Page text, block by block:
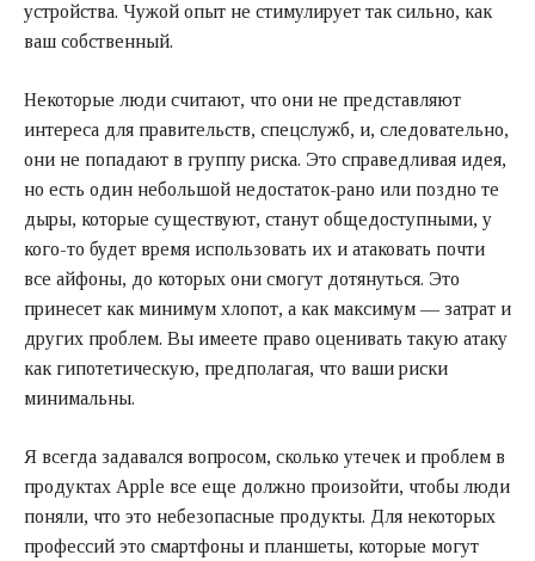
устройства. Чужой опыт не стимулирует так сильно, как
ваш собственный.
Некоторые люди считают, что они не представляют
интереса для правительств, спецслужб, и, следовательно,
они не попадают в группу риска. Это справедливая идея,
но есть один небольшой недостаток-рано или поздно те
дыры, которые существуют, станут общедоступными, у
кого-то будет время использовать их и атаковать почти
все айфоны, до которых они смогут дотянуться. Это
принесет как минимум хлопот, а как максимум — затрат и
других проблем. Вы имеете право оценивать такую атаку
как гипотетическую, предполагая, что ваши риски
минимальны.
Я всегда задавался вопросом, сколько утечек и проблем в
продуктах Apple все еще должно произойти, чтобы люди
поняли, что это небезопасные продукты. Для некоторых
профессий это смартфоны и планшеты, которые могут